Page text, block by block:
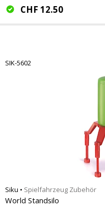
CHF 12.50
SIK-5602
Siku • Spielfahrzeug Zubehör
World Standsilo